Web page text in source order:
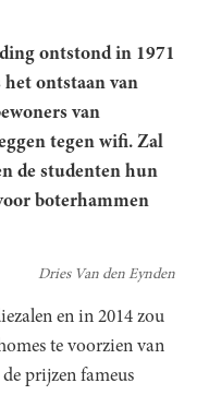
ontstond in 1971
ontstaan van
van
tegen wifi. Zal
de studenten hun
boterhammen
Dries Van den Eynden
en in 2014 zou
te voorzien van
prijzen fameus